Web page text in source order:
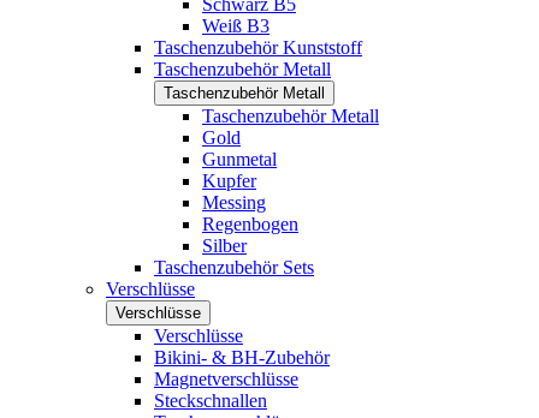
Schwarz B5
Weiß B3
Taschenzubehör Kunststoff
Taschenzubehör Metall
Taschenzubehör Metall
Taschenzubehör Metall
Gold
Gunmetal
Kupfer
Messing
Regenbogen
Silber
Taschenzubehör Sets
Verschlüsse
Verschlüsse
Verschlüsse
Bikini- & BH-Zubehör
Magnetverschlüsse
Steckschnallen